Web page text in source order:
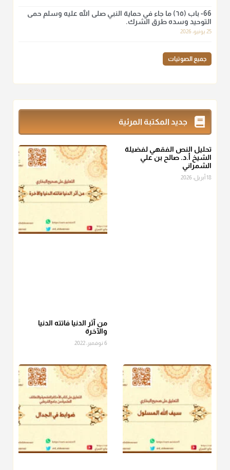
نرى اليوم بأبصارنا بعض ما رأى العلماء ببصائرهم: "والرافضة ليس
لهم سعي إلا في هدم الإسلام و نقض عراه...فأيامهم في الإسلام
كلها سود" ابن تيمية.
أ.د. صالح الشمراني
المعتدلين غير مقبوضتين ولا مبسوطتين أربع مرات من الرز أو البر
أو التمر أو اللحم
منذ 3 شهر
، فإلم يعلم إلا بعد ذلك لم تجزه لقولهﷺ:
الصاع..فمن شق عليه إخراج الطعام هذه الأيام وأراد إخراج القيمة
أ.د. صالح الشمراني
دفعزكاة الفطرللمسكين القريب صدقة وصلة وهو أفضل من
دفعها للبعيد ولا تغرك مظاهر ووظائف بعض الأقارب فإن
منذ 3 شهر
66- باب (٦٥) ما جاء في حماية النبي صلى الله عليه وسلم حمى
التوحيد وسده طرق الشرك.
25 يونيو، 2026
جميع الصوتيات
جديد المكتبة المرئية
تحليل النص الفقهي لفضيلة
الشيخ أ.د. صالح بن علي
الشمراني
18 أبريل، 2026
من آثر الدنيا فاتته الدنيا
والآخرة
6 نوفمبر، 2022